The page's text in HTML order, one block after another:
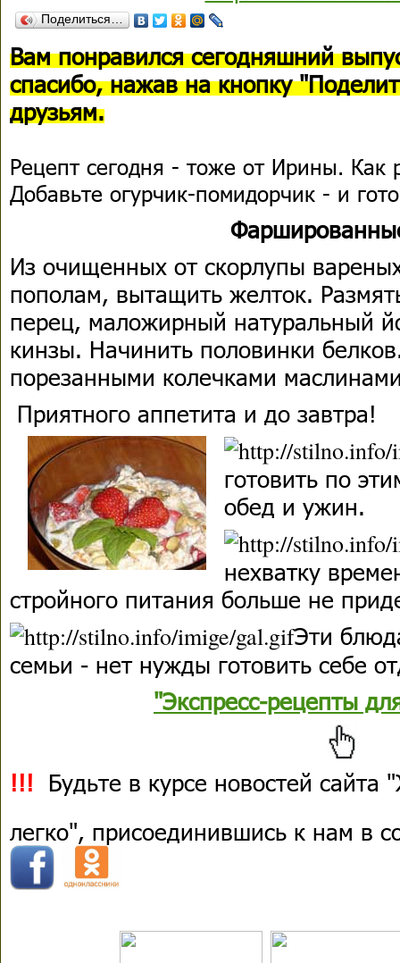
Поделиться…
Вам понравился сегодняшний
спасибо, нажав на кнопку
друзьям.
Рецепт сегодня - тоже от Ирины. Как
Добавьте огурчик-помидорчик - и
Из очищенных от скорлупы
пополам, вытащить желток.
перец, маложирный натуральный
кинзы. Начинить половинки
порезанными колечками
Приятного аппетита и до завтра!
готовить по
обед и ужин.
нехватку
стройного питания больше не
Эти
семьи - нет нужды готовить себе
"Экспресс-рецепты
!!! Будьте в курсе новостей
легко", присоединившись к нам в